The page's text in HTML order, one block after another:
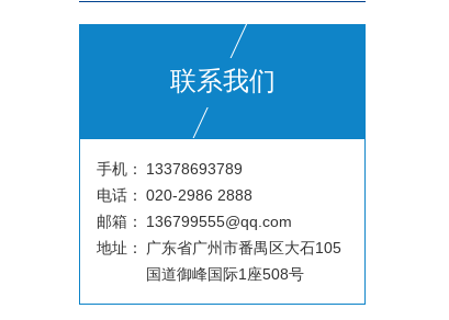
联系我们
手机：
13378693789
电话： 020-2986 2888
邮箱：
136799555@qq.com
地址：
广东省广州市番禺区大石105
国道御峰国际1座508号